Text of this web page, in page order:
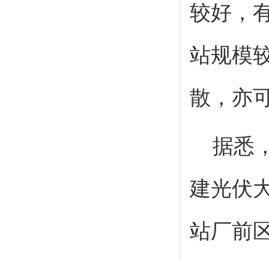
较好，
站规模
散，亦
据悉
建光伏
站厂前